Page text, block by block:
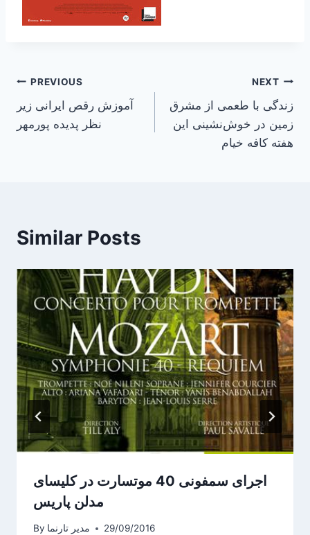
Post
navigation
PREVIOUS
آموزش رقص ایرانی زیر
نظر پدیده پورمهر
NEXT
زندگی با طعمی از مشرق
زمین در خوش‌نشینی این
هفته کافه خیام
Similar Posts
اجرای سمفونی 40 موتسارت در کلیسای
مدلن پاریس
By مدیر تارنما 29/09/2016